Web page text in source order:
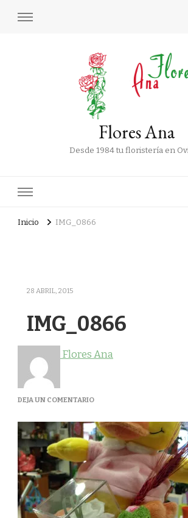
Flores Ana
Desde 1984 tu floristería en
Inicio IMG_0866
28 ABRIL, 2015
IMG_0866
Flores Ana
DEJA UN COMENTARIOEN